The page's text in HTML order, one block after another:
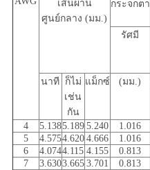
เส้นผ่าน
ศูนย์กลาง (มม.)
กระจกตา
รัศมี
นาที ก็ไม่
เช่น
กัน
แม็กซ์ (มม.)
4 5.1385.189 5.240 1.016
5
4.5754.620 4.666 1.016
6
4.0744.115 4.155 0.813
7
3.6303.665 3.701 0.813